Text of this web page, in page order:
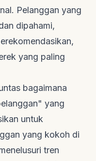
Pelanggan yang
dipahami,
yang paling
bagaimana
yang
untuk
yang kokoh di
tren